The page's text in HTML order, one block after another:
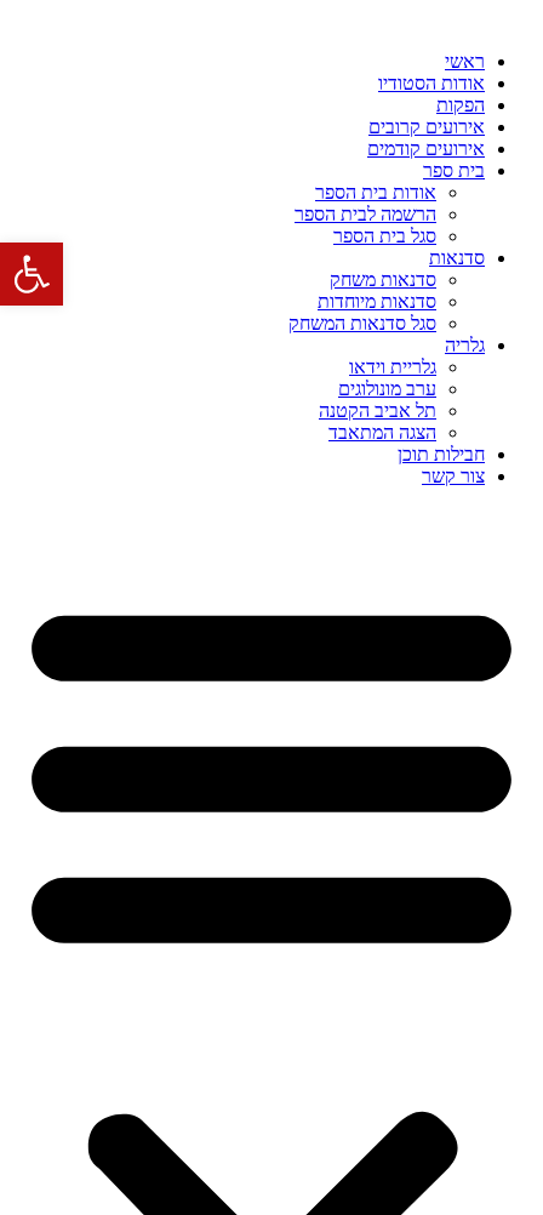
ראשי
אודות הסטודיו
הפקות
אירועים קרובים
אירועים קודמים
בית ספר
אודות בית הספר
הרשמה לבית הספר
סגל בית הספר
סדנאות
סדנאות משחק
סדנאות מיוחדות
סגל סדנאות המשחק
גלריה
גלריית וידאו
ערב מונולוגים
תל אביב הקטנה
הצגה המתאבד
חבילות תוכן
צור קשר
פתח